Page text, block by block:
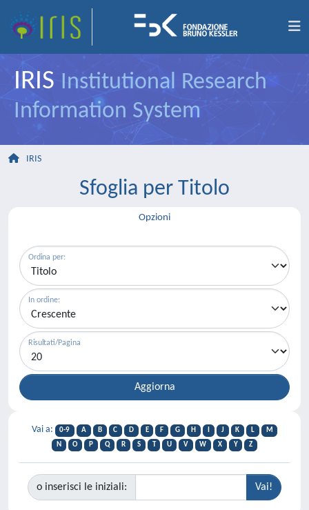
IRIS Institutional Research
Information System
IRIS
Sfoglia per Titolo
Opzioni
Ordina per:
In ordine:
Risultati/Pagina
Vai a: 0-9 A B C D E F G H J K L
M
N
O P Q R S T U V W X Y Z
o inserisci le iniziali: